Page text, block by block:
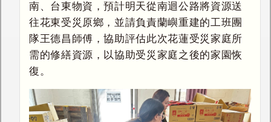
南、台東物資，預計明天從南迴公路將資源送
往花東受災原鄉，並請負責蘭嶼重建的工班團
隊王德昌師傅，協助評估此次花蓮受災家庭所
需的修繕資源，以協助受災家庭之後的家園恢
復。